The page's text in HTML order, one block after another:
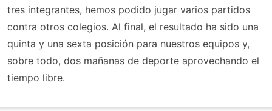
tres integrantes, hemos podido jugar varios partidos
contra otros colegios. Al final, el resultado ha sido una
quinta y una sexta posición para nuestros equipos y,
sobre todo, dos mañanas de deporte aprovechando el
tiempo libre.